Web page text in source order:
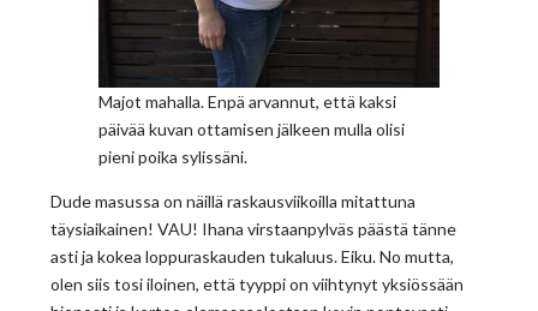
Majot mahalla. Enpä arvannut, että kaksi
päivää kuvan ottamisen jälkeen mulla olisi
pieni poika sylissäni.
Dude masussa on näillä raskausviikoilla mitattuna
täysiaikainen! VAU! Ihana virstaanpylväs päästä tänne
asti ja kokea loppuraskauden tukaluus. Eiku. No mutta,
olen siis tosi iloinen, että tyyppi on viihtynyt yksiössään